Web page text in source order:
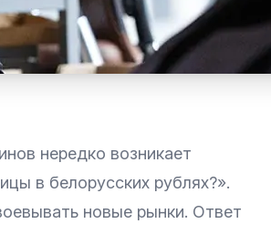
нередко возникает
в белорусских рублях?».
новые рынки. Ответ